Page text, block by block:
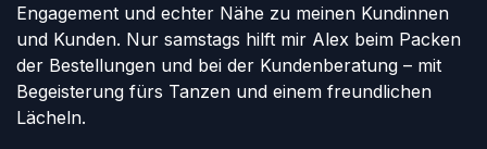
Engagement und echter Nähe zu meinen Kundinnen
und Kunden. Nur samstags hilft mir Alex beim Packen
der Bestellungen und bei der Kundenberatung – mit
Begeisterung fürs Tanzen und einem freundlichen
Lächeln.